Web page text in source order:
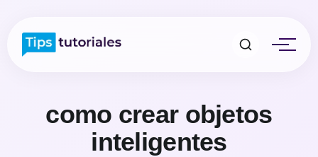
como crear objetos
inteligentes